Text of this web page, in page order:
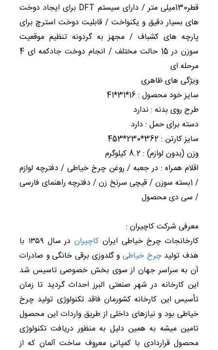
قطر130میلی متر / دارای سیستم DFT برای ایجاد دوخت
های بسیار دقیق و یكنواخت / قابلیت دوخت استرچ برای
پارچه های كشباف / مجهز به گردونه تنظیم موقعیت
سوزن در 15 حالت مختلف / انجام دوخت جادكمه ای 4
مرحله ای
ویژگی های ظاهری
سایز خود محصول : 16*31*41
طرح روی بدنه : ندارد
دسته برای حمل : دارد
سایز کارتن : 362*230*453
وزن (بدون لوازم) : 8.2 كیلوگرم
اقلام همراه : در جعبه / روغن چرخ خیاطی / دفترچه لوازم
/ 1بسته سوزن / قیچی سرنخ زن / دفترچه راهنمای فارسی
/ سی دی محصول
معرفی شرکت کاچیران :
کارخانجات چرخ خیاطی ایران کاچیران
در سال ۱۳۵۹ با
هدف تولیدچرخ خیاطی و گلدوزی برقی خانگی و صادرات
آن به سراسر جهان از سوی بخش خصوصی تاسیس شد
این کارخانه در شهر صنعتی البرز احداث گردید تا زمان
تأسیس این کارخانه کشورمان فاقد تکنولوژی تولید چرخ
خیاطی بود و نیازهای داخلی از طریق واردات این محصول
تامین میشه به همین دلیل به منظور دریافت تکنولوژی
محصول قراردادی با کمپانی معروف ساخت آلمان که از